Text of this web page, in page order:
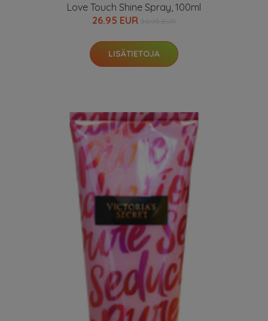
Love Touch Shine Spray, 100ml
26.95 EUR
LISÄTIETOJA